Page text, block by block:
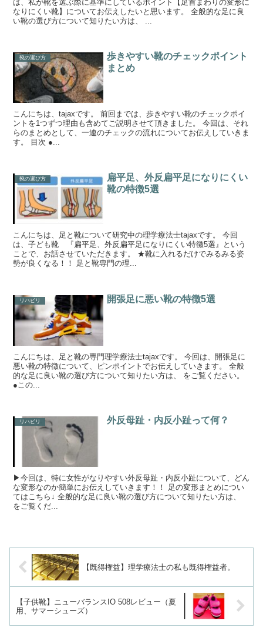
は、私が靴を選ぶ際に基準にしているポイント【足首まわりの変形に
なりにくい靴】についてお伝えしたいと思います。 全般的な足に良
い靴の選び方について知りたい方は、 ...
靴の選び方
歩きやすい靴のチェックポイント
まとめ
こんにちは、tajaxです。 前回までは、歩きやすい靴のチェックポイ
ントを1つずつ理由も含めてご説明させて頂きました。 今回は、それ
らのまとめとして、一連のチェックの流れについてお伝えしていきま
す。 目次 ●...
靴の選び方
扁平足、外反扁平足になりにくい
靴の特徴5選
こんにちは、足と靴について研究中の理学療法士tajaxです。 今回
は、子ども靴 『扁平足、外反扁平足になりにくい特徴5選』という
ことで、お話させていただきます。 ★靴に入れるだけでみるみる姿
勢が良くなる！！ 足と靴専門の理...
リハビリ 開張足に悪い靴の特徴5選
こんにちは、足と靴の専門理学療法士tajaxです。 今回は、開張足に
悪い靴の特徴について、ピンポイントでお伝えしていきます。 全般
的な足に良い靴の選び方について知りたい方は、 をご覧ください。
●この...
リハビリ 外反母趾・内反小趾って何？
▶今回は、特に女性がなりやすい外反母趾・内反小趾について、どん
な変形なのか簡単にお伝えしていきます！！ 足の変形まとめについ
てはこちら↓ 全般的な足に良い靴の選び方について知りたい方は、
をご覧くだ...
【既得権益】理学療法士の私も既得権益者。
【子供靴】ニューバランスIO 508レビュー（夏
用、サマーシューズ）